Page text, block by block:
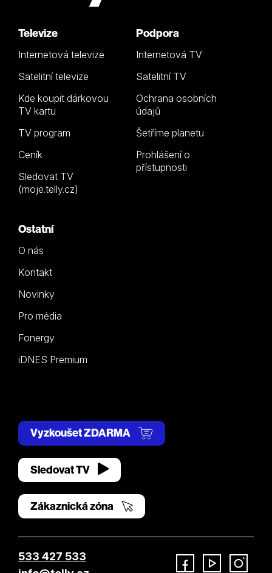
Televize
Internetová televize
Satelitní televize
Kde koupit dárkovou
TV kartu
TV program
Ceník
Sledovat TV
(moje.telly.cz)
Podpora
Internetová TV
Satelitní TV
Ochrana osobních
údajů
Šetříme planetu
Prohlášení o
přístupnosti
Ostatní
O nás
Kontakt
Novinky
Pro média
Fonergy
iDNES Premium
Vyzkoušet ZDARMA
Sledovat TV
Zákaznická zóna
533 427 533